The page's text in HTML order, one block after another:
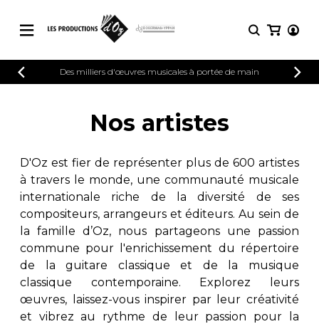
CATALOGUE
riche en œuvres originales et en
arrangements de qualité.
PARTITIONS POUR GUITARE
PARTITIONS POUR AUTRES
INSTRUMENTS
PARTITIONS POUR ENSEMBLES
CONNEXION
INSCRIPTION
Des milliers d'œuvres musicales à portée de main
riche en œuvres originales et en
arrangements de qualité.
2 guitares
3 guitares
4 guitares
5 guitares et plus
Ensemble de
Orchestre de guitares
Concerto pour
Guitare et un autre
Musique de chambre
Nos artistes
D'Oz est fier de représenter plus de 600 artistes
à travers le monde, une communauté musicale
internationale riche de la diversité de ses
compositeurs, arrangeurs et éditeurs. Au sein de
la famille d’Oz, nous partageons une passion
commune pour l'enrichissement du répertoire
de la guitare classique et de la musique
classique contemporaine. Explorez leurs
œuvres, laissez-vous inspirer par leur créativité
et vibrez au rythme de leur passion pour la